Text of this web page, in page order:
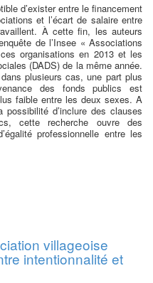
d’exister entre le financement
et l’écart de salaire entre
À cette fin, les auteurs
de l’Insee « Associations
organisations en 2013 et les
(DADS) de la même année.
plusieurs cas, une part plus
des fonds publics est
faible entre les deux sexes. A
d’inclure des clauses
cette recherche ouvre des
professionnelle entre les
villageoise
intentionnalité et